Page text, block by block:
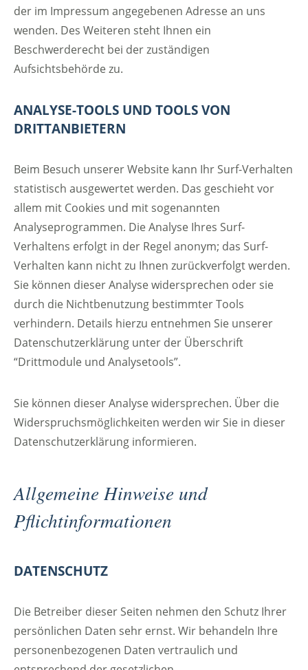
der im Impressum angegebenen Adresse an uns
wenden. Des Weiteren steht Ihnen ein
Beschwerderecht bei der zuständigen
Aufsichtsbehörde zu.
ANALYSE-TOOLS UND TOOLS VON
DRITTANBIETERN
Beim Besuch unserer Website kann Ihr Surf-Verhalten
statistisch ausgewertet werden. Das geschieht vor
allem mit Cookies und mit sogenannten
Analyseprogrammen. Die Analyse Ihres Surf-
Verhaltens erfolgt in der Regel anonym; das Surf-
Verhalten kann nicht zu Ihnen zurückverfolgt werden.
Sie können dieser Analyse widersprechen oder sie
durch die Nichtbenutzung bestimmter Tools
verhindern. Details hierzu entnehmen Sie unserer
Datenschutzerklärung unter der Überschrift
“Drittmodule und Analysetools”.
Sie können dieser Analyse widersprechen. Über die
Widerspruchsmöglichkeiten werden wir Sie in dieser
Datenschutzerklärung informieren.
Allgemeine Hinweise und
Pflichtinformationen
DATENSCHUTZ
Die Betreiber dieser Seiten nehmen den Schutz Ihrer
persönlichen Daten sehr ernst. Wir behandeln Ihre
personenbezogenen Daten vertraulich und